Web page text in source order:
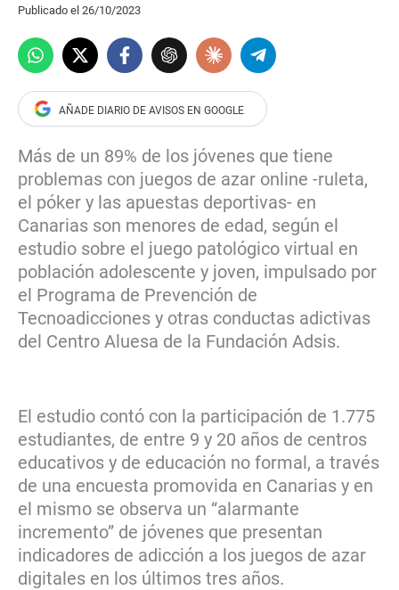
Publicado el 26/10/2023
Más de un 89% de los jóvenes que tiene
problemas con juegos de azar online -ruleta,
el póker y las apuestas deportivas- en
Canarias son menores de edad, según el
estudio sobre el juego patológico virtual en
población adolescente y joven, impulsado por
el Programa de Prevención de
Tecnoadicciones y otras conductas adictivas
del Centro Aluesa de la Fundación Adsis.
El estudio contó con la participación de 1.775
estudiantes, de entre 9 y 20 años de centros
educativos y de educación no formal, a través
de una encuesta promovida en Canarias y en
el mismo se observa un “alarmante
incremento” de jóvenes que presentan
indicadores de adicción a los juegos de azar
digitales en los últimos tres años.